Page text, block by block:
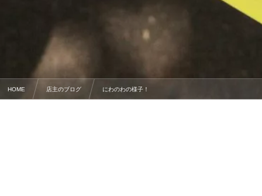
HOME 店主のブログ にわのわの様子！